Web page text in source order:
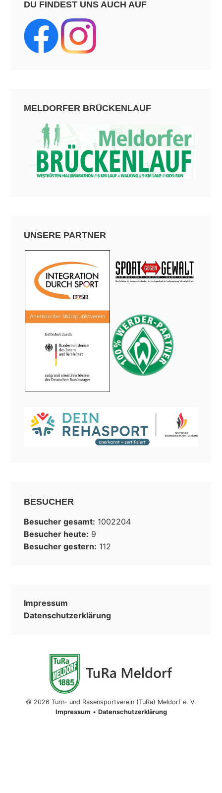
DU FINDEST UNS AUCH AUF
MELDORFER BRÜCKENLAUF
UNSERE PARTNER
BESUCHER
Besucher gesamt: 1002204
Besucher heute: 9
Besucher gestern: 112
Impressum
Datenschutzerklärung
© 2026 Turn- und Rasensportverein (TuRa) Meldorf e. V.
Impressum • Datenschutzerklärung